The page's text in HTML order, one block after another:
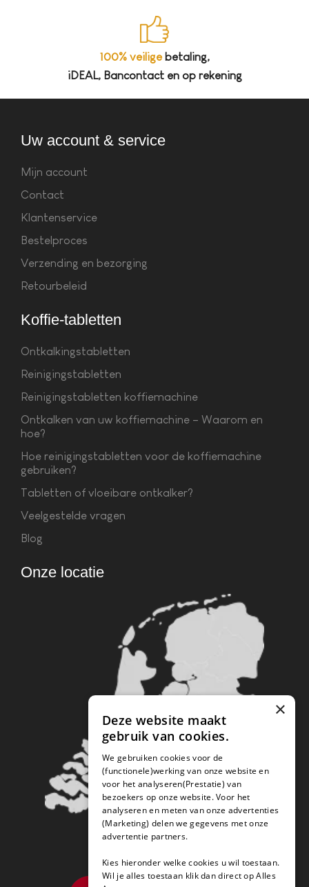
100% veiligebetaling,
iDEAL, Bancontact en op rekening
Uw account & service
Mijn account
Contact
Klantenservice
Bestelproces
Verzending en bezorging
Retourbeleid
Koffie-tabletten
Ontkalkingstabletten
Reinigingstabletten
Reinigingstabletten koffiemachine
Ontkalken van uw koffiemachine – Waarom en
hoe?
Hoe reinigingstabletten voor de koffiemachine
gebruiken?
Tabletten of vloeibare ontkalker?
Veelgestelde vragen
Blog
Onze locatie
×
Deze website maakt
gebruik van cookies.
We gebruiken cookies voor de
(functionele)werking van onze website en
voor het analyseren(Prestatie) van
bezoekers op onze website. Voor het
analyseren en meten van onze advertenties
(Marketing) delen we gegevens met onze
advertentie partners.
Kies hieronder welke cookies u wil toestaan.
Wil je alles toestaan klik dan direct op Alles